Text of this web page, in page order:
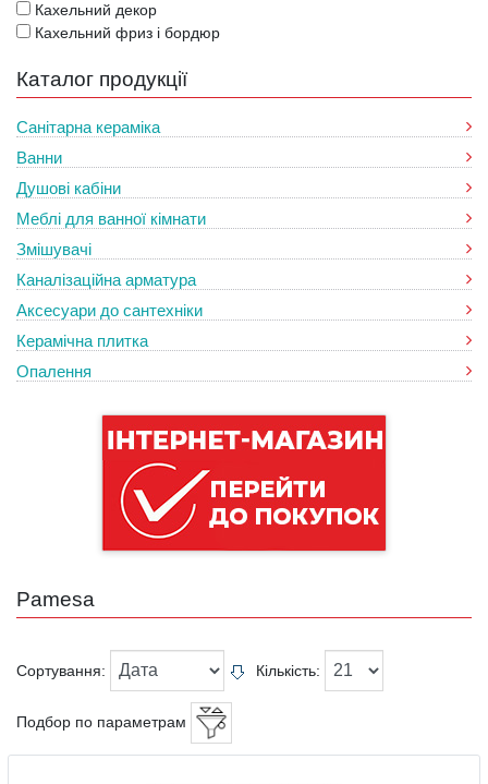
Кахельний декор
Кахельний фриз і бордюр
Каталог продукції
Санітарна кераміка
Ванни
Душові кабіни
Меблі для ванної кімнати
Змішувачі
Каналізаційна арматура
Аксесуари до сантехніки
Керамічна плитка
Опалення
Pamesa
Сортування: Кількість:
Подбор по параметрам